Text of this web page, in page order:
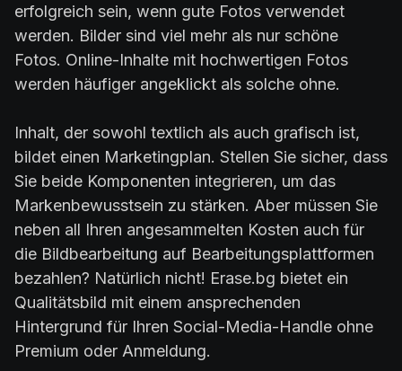
erfolgreich sein, wenn gute Fotos verwendet
werden. Bilder sind viel mehr als nur schöne
Fotos. Online-Inhalte mit hochwertigen Fotos
werden häufiger angeklickt als solche ohne.
Inhalt, der sowohl textlich als auch grafisch ist,
bildet einen Marketingplan. Stellen Sie sicher, dass
Sie beide Komponenten integrieren, um das
Markenbewusstsein zu stärken. Aber müssen Sie
neben all Ihren angesammelten Kosten auch für
die Bildbearbeitung auf Bearbeitungsplattformen
bezahlen? Natürlich nicht! Erase.bg bietet ein
Qualitätsbild mit einem ansprechenden
Hintergrund für Ihren Social-Media-Handle ohne
Premium oder Anmeldung.